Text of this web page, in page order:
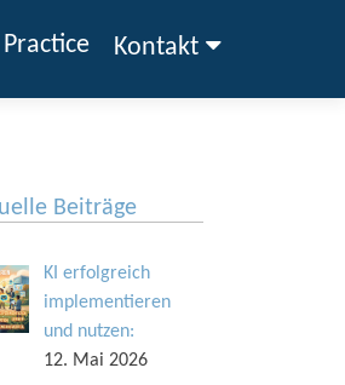
Kontakt
Beiträge
KI erfolgreich
implementieren
und nutzen:
12. Mai 2026